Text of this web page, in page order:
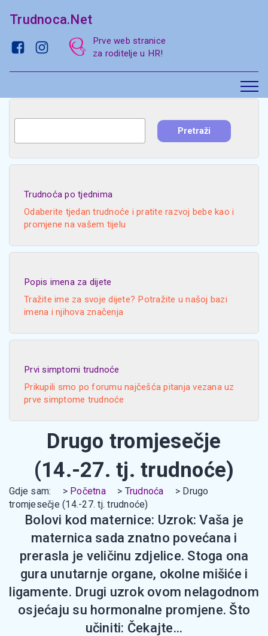
Trudnoca.Net
Prve web stranice
za roditelje u HR!
Trudnoća po tjednima
Odaberite tjedan trudnoće i pratite razvoj bebe kao i
promjene na vašem tijelu
Popis imena za dijete
Tražite ime za svoje dijete? Potražite u našoj bazi
imena i njihova značenja
Prvi simptomi trudnoće
Prikupili smo po forumu najčešća pitanja vezana uz
prve simptome trudnoće
Drugo tromjesečje
(14.-27. tj. trudnoće)
Gdje sam: Početna Trudnoća
Drugo
tromjesečje (14.-27. tj. trudnoće)
Bolovi kod maternice: Uzrok: Vaša je
maternica sada znatno povećana i
prerasla je veličinu zdjelice. Stoga ona
gura unutarnje organe, okolne mišiće i
ligamente. Drugi uzrok ovom nelagodnom
osjećaju su hormonalne promjene. Što
učiniti: Čekajte...